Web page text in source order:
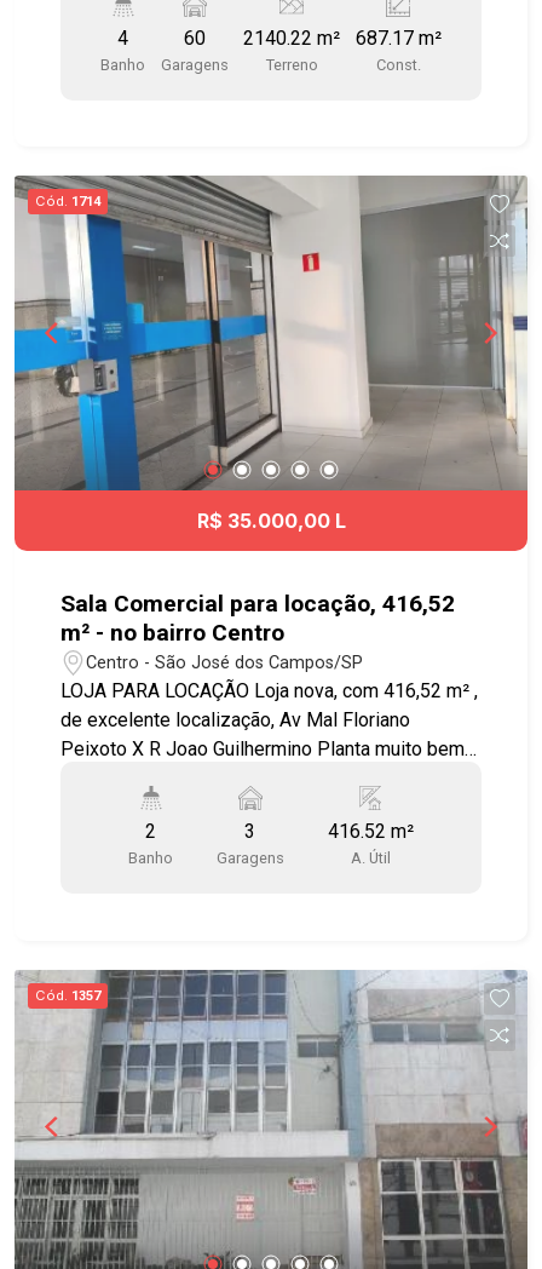
Zoneamento CR5, Categoria de Uso CS1-A Casa
com 687 M² de área construída e o restante um
terreno com fundo para o banhado. Possibilidade
salas consultórios, salas para administração,
recepção, sala de espera, banheiros, vestiários
masculino e feminino para funcionários, cozinha,
amplo estacionamento com 60 vagas para
clientes.
4
Banho
60
Garagens
2140.22 m²
Terreno
687.17 m²
Const.
Cód. 1714
R$ 35.000,00 L
Sala Comercial para locação, 416,52
m² - no bairro Centro
Centro - São José dos Campos/SP
LOJA PARA LOCAÇÃO Loja nova, com 416,52 m² ,
de excelente localização, Av Mal Floriano
Peixoto X R Joao Guilhermino Planta muito bem
banheiros e espaço para copa com pia, sacada
técnica para ar condicionado. Edifício Osvaldo
2
Banho
3
Garagens
416.52 m²
A. Útil
Cód. 1357